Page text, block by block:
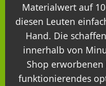
Materialwert auf
diesen Leuten
Hand. Die
innerhalb von
Shop erworbenen
funktionierendes